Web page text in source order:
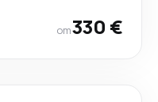
от330 €